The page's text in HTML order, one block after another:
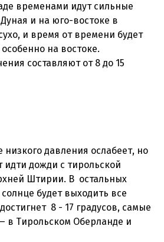
временами идут сильные
и на юго-востоке в
и время от времени будет
на востоке.
составляют от 8 до 15
низкого давления ослабеет, но
идти дожди с тирольской
Штирии. В остальных
солнце будет выходить все
8 - 17 градусов, самые
в Тирольском Оберланде и